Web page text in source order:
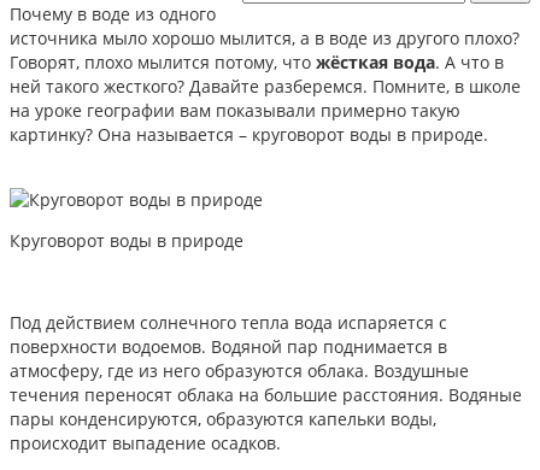
Почему в воде из одного
источника мыло хорошо мылится, а в воде из другого плохо?
Говорят, плохо мылится потому, что жёсткая вода. А что в
ней такого жесткого? Давайте разберемся. Помните, в школе
на уроке географии вам показывали примерно такую
картинку? Она называется – круговорот воды в природе.
Круговорот воды в природе
Под действием солнечного тепла вода испаряется с
поверхности водоемов. Водяной пар поднимается в
атмосферу, где из него образуются облака. Воздушные
течения переносят облака на большие расстояния. Водяные
пары конденсируются, образуются капельки воды,
происходит выпадение осадков.